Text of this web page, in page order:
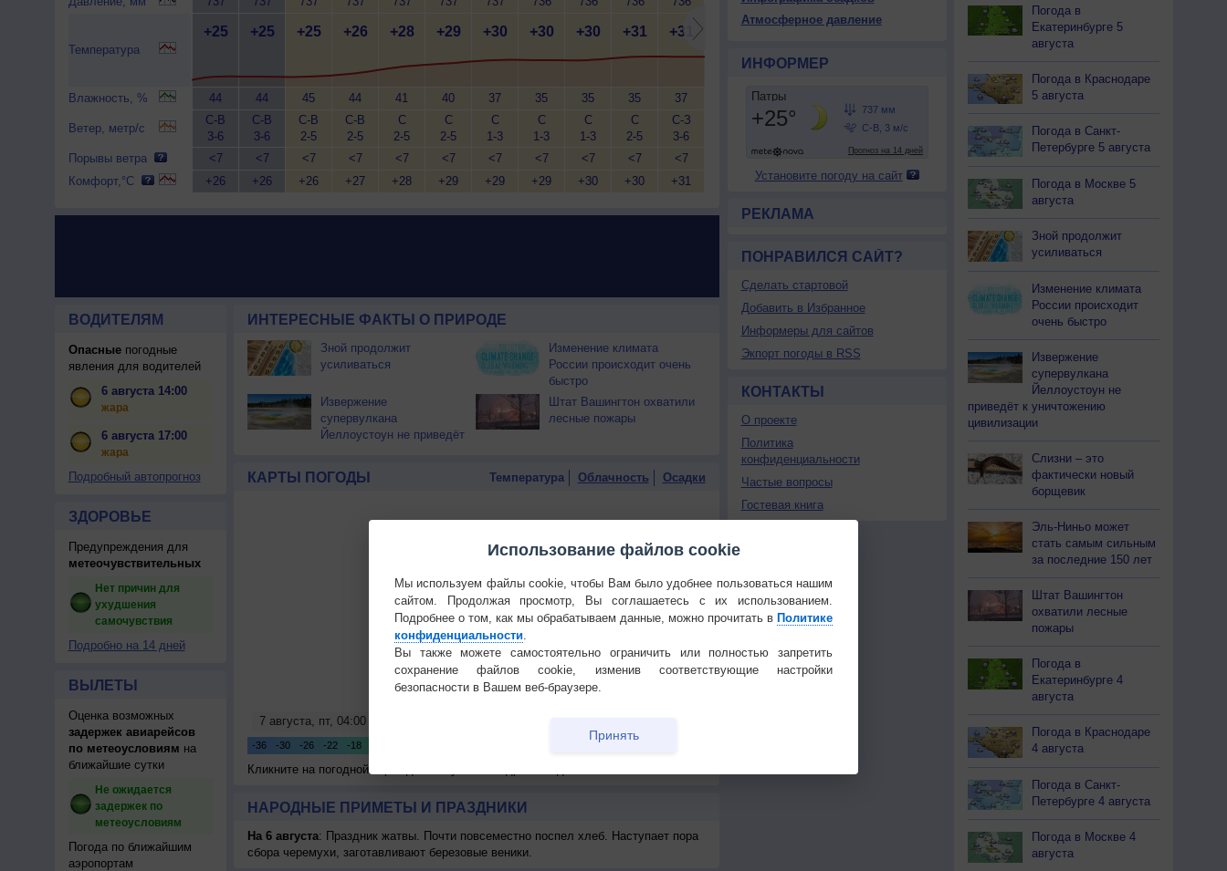
Температура
Влажность, %
Ветер, метр/с
Порывы ветра
Комфорт,°C
+25
44
С-В
3-6
<7
+26
+25
44
С-В
3-6
<7
+26
+25
45
С-В
2-5
<7
+26
+26
44
С-В
2-5
<7
+27
+28
41
С
2-5
<7
+28
+29
40
С
2-5
<7
+29
+30
37
С
1-3
<7
+29
+30
35
С
1-3
<7
+29
+30
35
С
1-3
<7
+30
+31
35
С
2-5
<7
+30
+31
37
С-З
3-6
<7
+31
+31
40
С-З
<7
+31
+31
С-З
+31
<7
+30
<7
+29
+28
+27
51
1-3
<7
+27
+26
53
1-3
<7
+27
+26
1-3
+27
ВОДИТЕЛЯМ
Опасныепогодные
явления для водителей
6 августа 14:00
жара
6 августа 17:00
жара
Подробный автопрогноз
ЗДОРОВЬЕ
Предупреждения для
метеочувствительных
Нет причин для
ухудшения
самочувствия
Подробно на 14 дней
ВЫЛЕТЫ
Оценка возможных
задержек авиарейсов
по метеоусловиям на
ближайшие сутки
Не ожидается
задержек по
метеоусловиям
Погода по ближайшим
аэропортам
ИНТЕРЕСНЫЕ ФАКТЫ О ПРИРОДЕ
Зной продолжит
усиливаться
Изменение климата
России происходит очень
быстро
Извержение
супервулкана
Йеллоустоун не приведёт
Штат Вашингтон охватили
лесные пожары
КАРТЫ ПОГОДЫ Температура Облачность Осадки
Кликните на погодной карте для получения подробных данных
НАРОДНЫЕ ПРИМЕТЫ И ПРАЗДНИКИ
На 6 августа: Праздник жатвы. Почти повсеместно поспел хлеб. Наступает пора
сбора черемухи, заготавливают березовые веники.
Атмосферное давление
ИНФОРМЕР
Установите погоду на сайт
РЕКЛАМА
ПОНРАВИЛСЯ САЙТ?
Сделать стартовой
Добавить в Избранное
Информеры для сайтов
Экпорт погоды в RSS
КОНТАКТЫ
О проекте
Политика
конфиденциальности
Частые вопросы
Гостевая книга
Погода в
Екатеринбурге 5
августа
Погода в Краснодаре
5 августа
Погода в Санкт-
Петербурге 5 августа
Погода в Москве 5
августа
Зной продолжит
усиливаться
Изменение климата
России происходит
очень быстро
Извержение
супервулкана
Йеллоустоун не
приведёт к уничтожению
цивилизации
Слизни – это
фактически новый
борщевик
Эль-Ниньо может
стать самым сильным
за последние 150 лет
Штат Вашингтон
охватили лесные
пожары
Погода в
Екатеринбурге 4
августа
Погода в Краснодаре
4 августа
Погода в Санкт-
Петербурге 4 августа
Погода в Москве 4
августа
Использование файлов cookie
Мы используем файлы cookie, чтобы Вам было удобнее пользоваться нашим
сайтом. Продолжая просмотр, Вы соглашаетесь с их использованием.
Подробнее о том, как мы обрабатываем данные, можно прочитать в Политике
конфиденциальности
Вы также можете самостоятельно ограничить или полностью запретить
сохранение файлов cookie, изменив соответствующие настройки
безопасности в Вашем веб-браузере.
Принять